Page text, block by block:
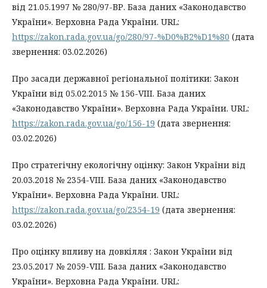
від 21.05.1997 № 280/97-ВР. База даних «Законодавство
України». Верховна Рада України. URL:
https://zakon.rada.gov.ua/go/280/97-%D0%B2%D1%80 (дата
звернення: 03.02.2026)
Про засади державної регіональної політики: Закон
України від 05.02.2015 № 156-VIII. База даних
«Законодавство України». Верховна Рада України. URL:
https://zakon.rada.gov.ua/go/156-19 (дата звернення:
03.02.2026)
Про стратегічну екологічну оцінку: Закон України від
20.03.2018 № 2354-VIII. База даних «Законодавство
України». Верховна Рада України. URL:
https://zakon.rada.gov.ua/go/2354-19 (дата звернення:
03.02.2026)
Про оцінку впливу на довкілля : Закон України від
23.05.2017 № 2059-VIII. База даних «Законодавство
України». Верховна Рада України. URL: